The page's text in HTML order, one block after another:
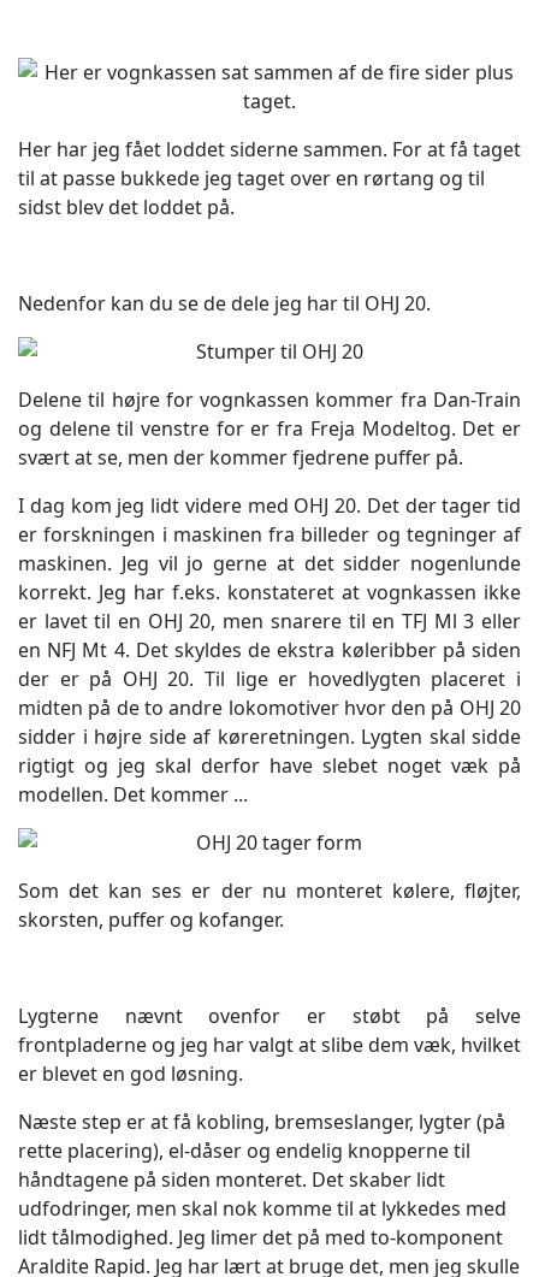
Her har jeg fået loddet siderne sammen. For at få taget
til at passe bukkede jeg taget over en rørtang og til
sidst blev det loddet på.
Nedenfor kan du se de dele jeg har til OHJ 20.
Delene til højre for vognkassen kommer fra Dan-Train
og delene til venstre for er fra Freja Modeltog. Det er
svært at se, men der kommer fjedrene puffer på.
I dag kom jeg lidt videre med OHJ 20. Det der tager tid
er forskningen i maskinen fra billeder og tegninger af
maskinen. Jeg vil jo gerne at det sidder nogenlunde
korrekt. Jeg har f.eks. konstateret at vognkassen ikke
er lavet til en OHJ 20, men snarere til en TFJ Ml 3 eller
en NFJ Mt 4. Det skyldes de ekstra køleribber på siden
der er på OHJ 20. Til lige er hovedlygten placeret i
midten på de to andre lokomotiver hvor den på OHJ 20
sidder i højre side af køreretningen. Lygten skal sidde
rigtigt og jeg skal derfor have slebet noget væk på
modellen. Det kommer ...
Som det kan ses er der nu monteret kølere, fløjter,
skorsten, puffer og kofanger.
Lygterne nævnt ovenfor er støbt på selve
frontpladerne og jeg har valgt at slibe dem væk, hvilket
er blevet en god løsning.
Næste step er at få kobling, bremseslanger, lygter (på
rette placering), el-dåser og endelig knopperne til
håndtagene på siden monteret. Det skaber lidt
udfodringer, men skal nok komme til at lykkedes med
lidt tålmodighed. Jeg limer det på med to-komponent
Araldite Rapid. Jeg har lært at bruge det, men jeg skulle